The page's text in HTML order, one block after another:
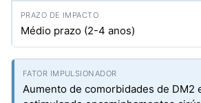
Médio prazo (2-4 anos)
Aumento de comorbidades de DM2